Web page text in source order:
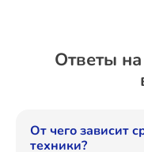
Ответы
От чего зависит
техники?